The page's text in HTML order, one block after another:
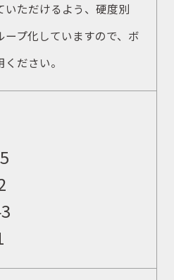
いただけるよう、硬度別
ープ化していますので、ボ
ださい。